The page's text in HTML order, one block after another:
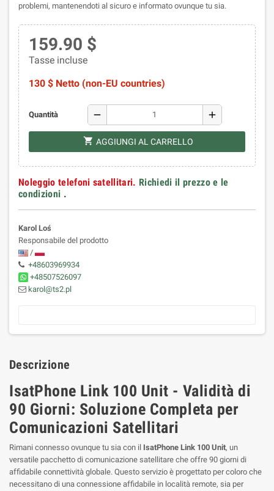
problemi, mantenendoti al sicuro e informato ovunque tu sia.
159.90 $
Tasse incluse
130 $ Netto (non-EU countries)
Quantità remove add
shopping_cart AGGIUNGI AL CARRELLO
Noleggio telefoni satellitari. Richiedi il prezzo e le
condizioni .
Karol Loś
Responsabile del prodotto
/
+48603969934
+48507526097
karol@ts2.pl
Descrizione
IsatPhone Link 100 Unit - Validità di
90 Giorni: Soluzione Completa per
Comunicazioni Satellitari
Rimani connesso ovunque tu sia con il IsatPhone Link 100 Unit, un
versatile pacchetto di comunicazione satellitare che offre 90 giorni di
affidabile connettività globale. Questo servizio è progettato per coloro che
necessitano di una connessione affidabile in località remote, sia per